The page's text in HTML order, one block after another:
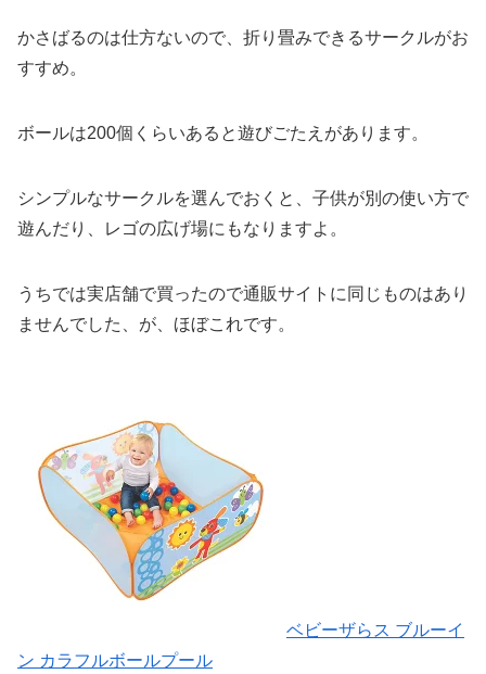
かさばるのは仕方ないので、折り畳みできるサークルがお
すすめ。
ボールは200個くらいあると遊びごたえがあります。
シンプルなサークルを選んでおくと、子供が別の使い方で
遊んだり、レゴの広げ場にもなりますよ。
うちでは実店舗で買ったので通販サイトに同じものはあり
ませんでした、が、ほぼこれです。
ベビーザらス ブルーイ
ン カラフルボールプール